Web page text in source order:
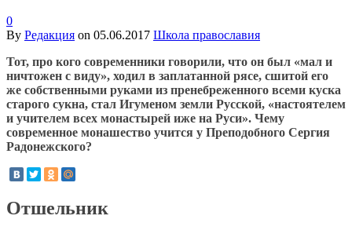
0
By Редакция on 05.06.2017 Школа православия
Тот, про кого современники говорили, что он был «мал и
ничтожен с виду», ходил в заплатанной рясе, сшитой его
же собственными руками из пренебреженного всеми куска
старого сукна, стал Игуменом земли Русской, «настоятелем
и учителем всех монастырей иже на Руси». Чему
современное монашество учится у Преподобного Сергия
Радонежского?
Отшельник